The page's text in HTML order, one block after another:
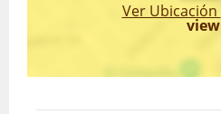
Ver Ubicación
view